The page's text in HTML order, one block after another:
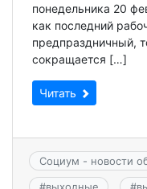
понедельника 20
как последний
предпраздничный,
сокращается […]
Читать
Социум - новости